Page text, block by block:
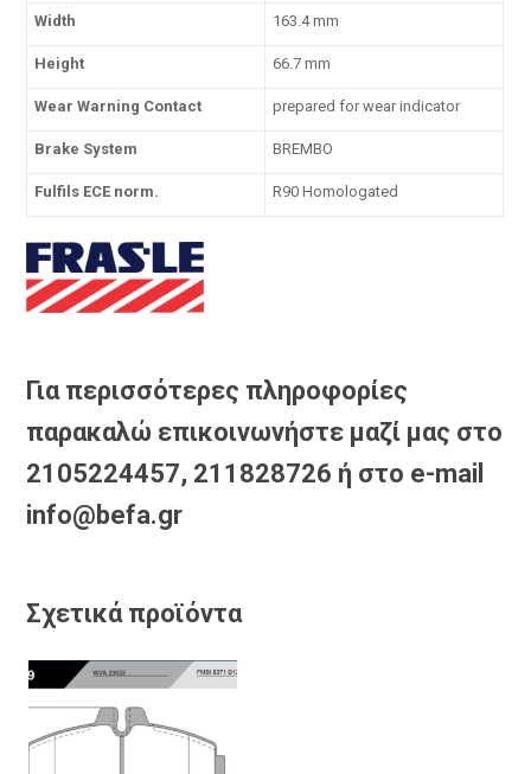
Width 163.4 mm
Height 66.7 mm
Wear Warning Contact prepared for wear indicator
Brake System BREMBO
Fulfils ECE norm. R90 Homologated
Για περισσότερες πληροφορίες
παρακαλώ επικοινωνήστε μαζί μας στο
2105224457, 211828726 ή στο e-mail
info@befa.gr
Σχετικά προϊόντα